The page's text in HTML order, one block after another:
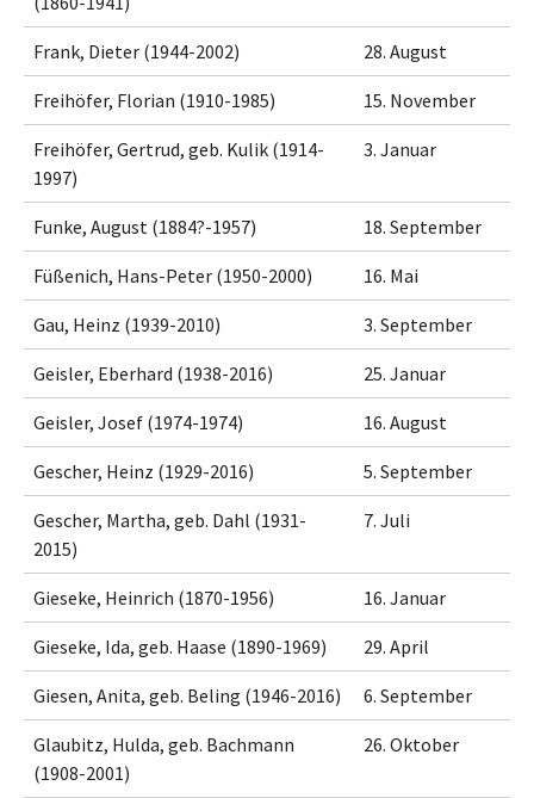
Frank, Dieter (1944-2002) 28. August
Freihöfer, Florian (1910-1985) 15. November
Freihöfer, Gertrud, geb. Kulik (1914-
1997)
3. Januar
Funke, August (1884?-1957) 18. September
Füßenich, Hans-Peter (1950-2000) 16. Mai
Gau, Heinz (1939-2010) 3. September
Geisler, Eberhard (1938-2016) 25. Januar
Geisler, Josef (1974-1974) 16. August
Gescher, Heinz (1929-2016) 5. September
Gescher, Martha, geb. Dahl (1931-
2015)
7. Juli
Gieseke, Heinrich (1870-1956) 16. Januar
Gieseke, Ida, geb. Haase (1890-1969) 29. April
Giesen, Anita, geb. Beling (1946-2016) 6. September
Glaubitz, Hulda, geb. Bachmann
(1908-2001)
26. Oktober